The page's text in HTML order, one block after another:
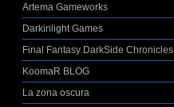
Artema Gameworks
Darkinlight Games
Final Fantasy DarkSide Chronicles
KoomaR BLOG
La zona oscura